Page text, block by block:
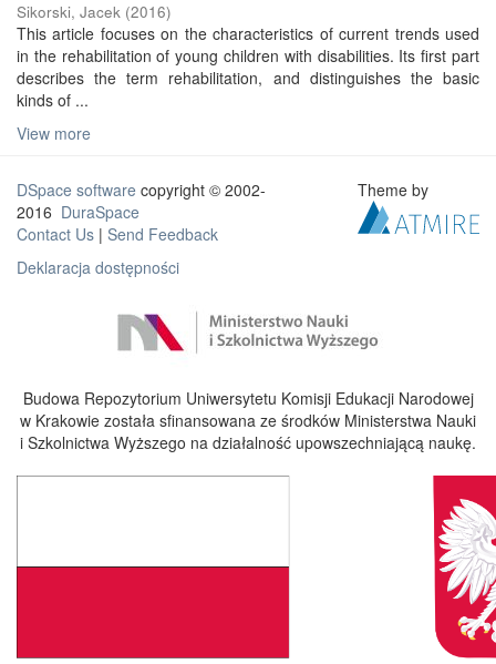
Sikorski, Jacek (2016)
This article focuses on the characteristics of current trends used
in the rehabilitation of young children with disabilities. Its first part
describes the term rehabilitation, and distinguishes the basic
kinds of ...
View more
DSpace software copyright © 2002-
2016 DuraSpace
Contact Us | Send Feedback
Deklaracja dostępności
Theme by
Budowa Repozytorium Uniwersytetu Komisji Edukacji Narodowej
w Krakowie została sfinansowana ze środków Ministerstwa Nauki
i Szkolnictwa Wyższego na działalność upowszechniającą naukę.